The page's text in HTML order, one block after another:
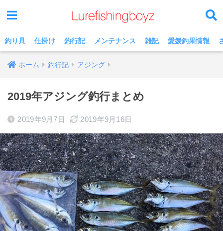
釣り具 仕掛け 釣行記 メンテナンス 雑記 愛媛釣果情報
ホーム 釣行記 アジング
2019年アジング釣行まとめ
2019年9月7日 2019年9月16日